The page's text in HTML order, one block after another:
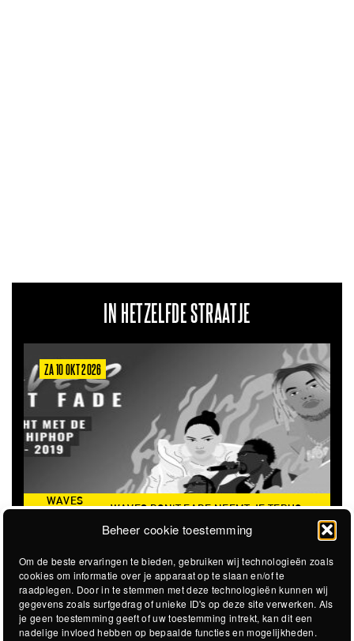
Beheer cookie toestemming
Om de beste ervaringen te bieden, gebruiken wij technologieën zoals
cookies om informatie over je apparaat op te slaan en/of te
raadplegen. Door in te stemmen met deze technologieën kunnen wij
gegevens zoals surfgedrag of unieke ID's op deze site verwerken. Als
je geen toestemming geeft of uw toestemming intrekt, kan dit een
nadelige invloed hebben op bepaalde functies en mogelijkheden.
IN HETZELFDE STRAATJE
ZA 10 OKT 2026
WAVES
WAVES DON'T FADE NEEMT JE TERUG
NAAR DE ICONISCHE ZOMER VAN 2016